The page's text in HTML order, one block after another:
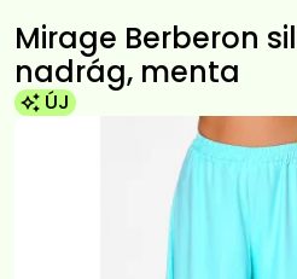
Mirage Berberon
nadrág, menta
ÚJ